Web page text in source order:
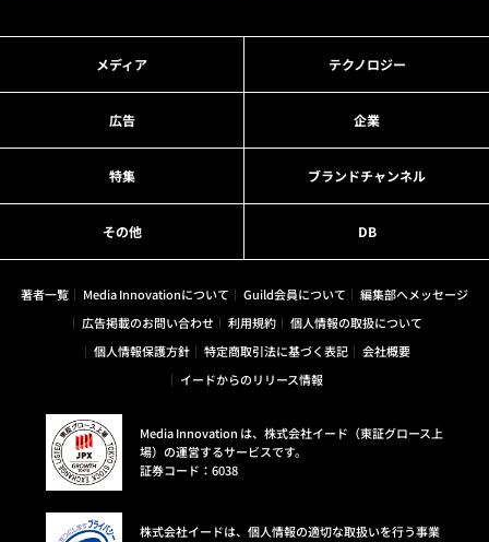
メディア テクノロジー
広告 企業
特集 ブランドチャンネル
その他 DB
著者一覧 Media Innovationについて Guild会員について
編集部へメッセージ
広告掲載のお問い合わせ
利用規約
個人情報の取扱について
個人情報保護方針
特定商取引法に基づく表記
会社概要
イードからのリリース情報
Media Innovation は、株式会社イード（東証グロース上
場）の運営するサービスです。
証券コード：6038
株式会社イードは、個人情報の適切な取扱いを行う事業